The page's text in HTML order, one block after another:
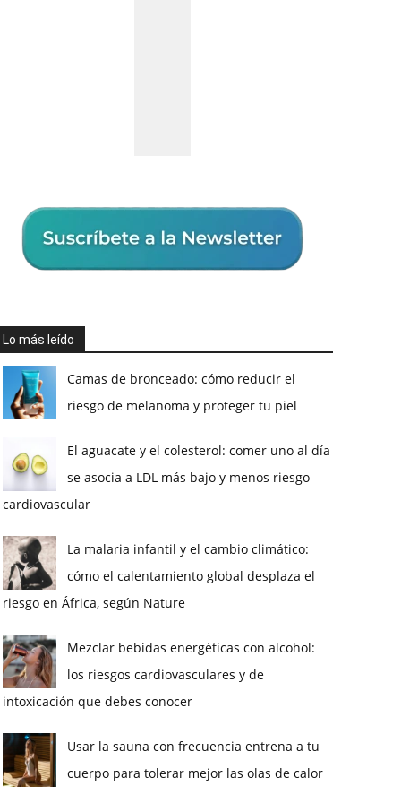
Lo más leído
Camas de bronceado: cómo reducir el
riesgo de melanoma y proteger tu piel
El aguacate y el colesterol: comer uno al día
se asocia a LDL más bajo y menos riesgo
cardiovascular
La malaria infantil y el cambio climático:
cómo el calentamiento global desplaza el
riesgo en África, según Nature
Mezclar bebidas energéticas con alcohol:
los riesgos cardiovasculares y de
intoxicación que debes conocer
Usar la sauna con frecuencia entrena a tu
cuerpo para tolerar mejor las olas de calor